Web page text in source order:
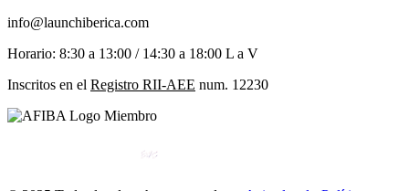
info@launchiberica.com
Horario: 8:30 a 13:00 / 14:30 a 18:00 L a V
Inscritos en el Registro RII-AEE num. 12230